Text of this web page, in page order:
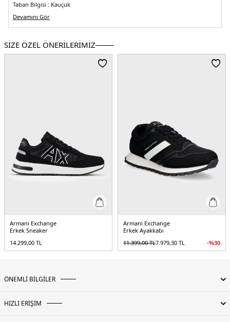
Taban Bilgisi : Kauçuk
Taban Kalınlığı :
Üretim Yeri :Vietnam
Devamını Gör
SİZE ÖZEL ÖNERİLERİMİZ
Armani Exchange
Erkek Sneaker
14.299,00 TL
Armani Exchange
Erkek Ayakkabı
11.399,00TL7.979,30 TL -%30
ÖNEMLİ BİLGİLER
HIZLI ERİŞİM